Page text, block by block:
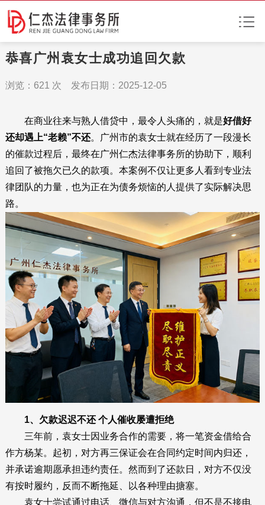
恭喜广州袁女士成功追回欠款
浏览： 621 次 发布日期：2025-12-05
在商业往来与熟人借贷中，最令人头痛的，就是好借好
还却遇上“老赖”不还。广州市的袁女士就在经历了一段漫长
的催款过程后，最终在广州仁杰法律事务所的协助下，顺利
追回了被拖欠已久的款项。本案例不仅让更多人看到专业法
律团队的力量，也为正在为债务烦恼的人提供了实际解决思
路。
1、欠款迟迟不还 个人催收屡遭拒绝
三年前，袁女士因业务合作的需要，将一笔资金借给合
作方杨某。起初，对方再三保证会在合同约定时间内归还，
并承诺逾期愿承担违约责任。然而到了还款日，对方不仅没
有按时履约，反而不断拖延、以各种理由搪塞。
袁女士尝试通过电话、微信与对方沟通，但不是不接电